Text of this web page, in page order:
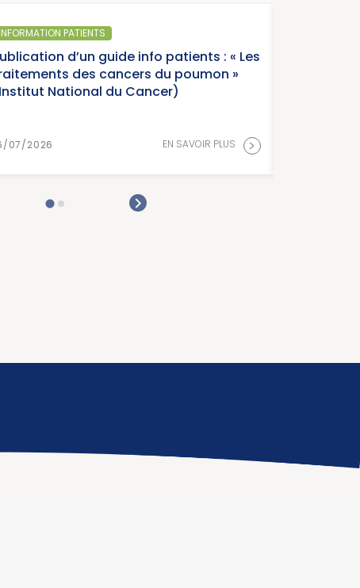
patients : « Les
poumon »
EN SAVOIR PLUS